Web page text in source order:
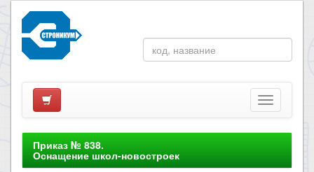
Приказ № 838.
Оснащение школ-новостроек